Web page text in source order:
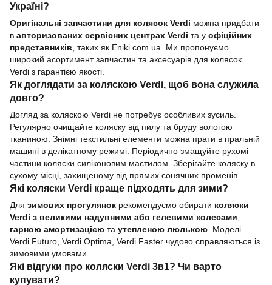
Україні?
Оригінальні запчастини для колясок Verdi можна придбати
в авторизованих сервісних центрах Verdi та у офіційних
представників, таких як Eniki.com.ua. Ми пропонуємо
широкий асортимент запчастин та аксесуарів для колясок
Verdi з гарантією якості.
Як доглядати за коляскою Verdi, щоб вона служила
довго?
Догляд за коляскою Verdi не потребує особливих зусиль.
Регулярно очищайте коляску від пилу та бруду вологою
тканиною. Знімні текстильні елементи можна прати в пральній
машині в делікатному режимі. Періодично змащуйте рухомі
частини коляски силіконовим мастилом. Зберігайте коляску в
сухому місці, захищеному від прямих сонячних променів.
Які коляски Verdi краще підходять для зими?
Для зимових прогулянок рекомендуємо обирати коляски
Verdi з великими надувними або гелевими колесами,
гарною амортизацією та утепленою люлькою. Моделі
Verdi Futuro, Verdi Optima, Verdi Faster чудово справляються із
зимовими умовами.
Які відгуки про коляски Verdi 3в1? Чи варто
купувати?